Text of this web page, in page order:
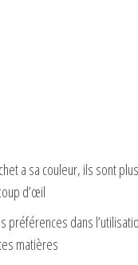
a sa couleur, ils sont
d’œil
préférences dans
matières